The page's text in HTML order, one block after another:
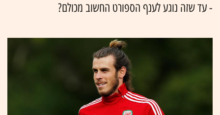
- עד שזה נוגע לענף הספורט החשוב מכולם?